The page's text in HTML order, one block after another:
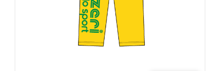
Ensemble Débardeur -
Cannes A et Hot pants -
Cannes H